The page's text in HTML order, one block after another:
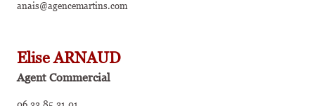
anais@agencemartins.com
Elise ARNAUD
Agent Commercial